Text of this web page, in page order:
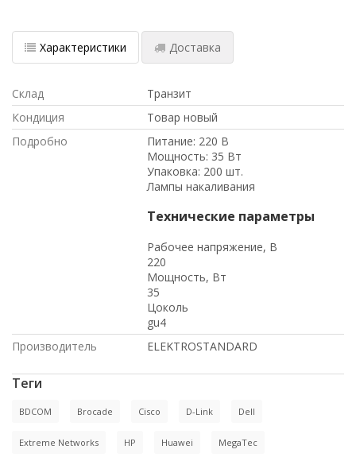
Характеристики Доставка
Склад
Транзит
Кондиция
Товар новый
Подробно
Питание: 220 В
Мощность: 35 Вт
Упаковка: 200 шт.
Лампы накаливания
Технические параметры
Рабочее напряжение, В
220
Мощность, Вт
35
Цоколь
gu4
Производитель
ELEKTROSTANDARD
Теги
BDCOM Brocade Cisco D-Link Dell
Extreme Networks HP Huawei MegaTec